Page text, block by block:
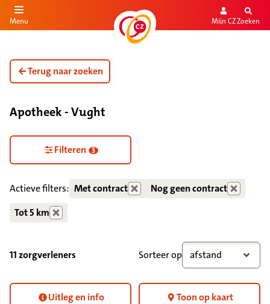
de inhoud
Menu Mijn CZZoeken
Terug naar zoeken
Apotheek - Vught
Zorgdiensten verborgen
Filteren 3
Actieve filters: Met contract
Nog geen contract
Tot 5 km
11 zorgverleners Sorteer op afstand
Uitleg en info Toon op kaart